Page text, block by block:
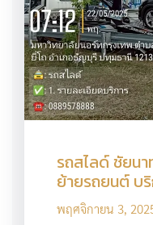
รถสไลด์ ชัยน
ย้ายรถยนต์ บ
พฤศจิกายน 3,